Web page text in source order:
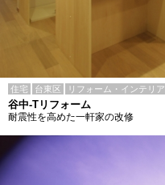
住宅 台東区 リフォーム・インテリア
谷中-Tリフォーム
耐震性を高めた一軒家の改修